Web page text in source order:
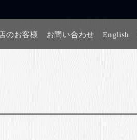
のお客様 お問い合わせ English